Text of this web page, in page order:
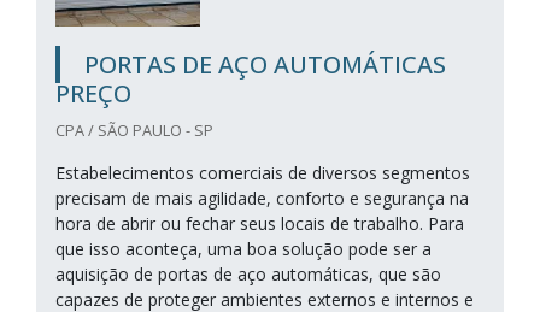
PORTAS DE AÇO AUTOMÁTICAS
PREÇO
CPA / SÃO PAULO - SP
Estabelecimentos comerciais de diversos segmentos
precisam de mais agilidade, conforto e segurança na
hora de abrir ou fechar seus locais de trabalho. Para
que isso aconteça, uma boa solução pode ser a
aquisição de portas de aço automáticas, que são
capazes de proteger ambientes externos e internos e